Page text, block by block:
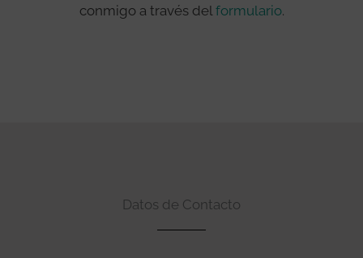
conmigo a través del formulario.
Datos de Contacto